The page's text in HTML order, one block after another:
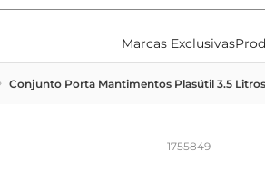
Marcas Exclusivas
Conjunto Porta Mantimentos Plasútil 3.5
1755849
buscados